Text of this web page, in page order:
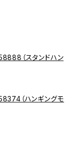
（スタンドハン
（ハンギングモ